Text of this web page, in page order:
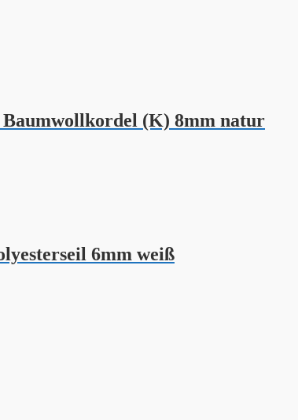
(K) 8mm natur
6mm weiß